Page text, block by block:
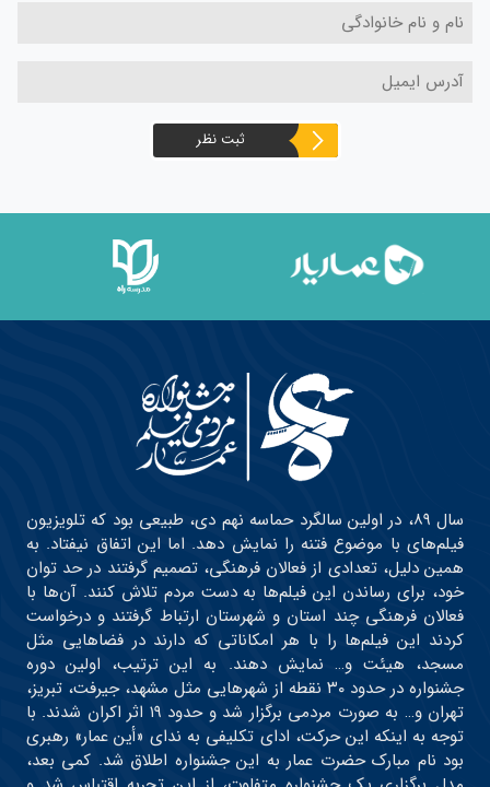
ثبت نظر
سال ۸۹، در اولین سالگرد حماسه نهم دی، طبیعی بود که تلویزیون
فیلم‌های با موضوع فتنه را نمایش دهد. اما این اتفاق نیفتاد. به
همین دلیل، تعدادی از فعالان فرهنگی، تصمیم گرفتند در حد توان
خود، برای رساندن این فیلم‌ها به دست مردم تلاش کنند. آن‌ها با
فعالان فرهنگی چند استان و شهرستان ارتباط گرفتند و درخواست
کردند این فیلم‌ها را با هر امکاناتی که دارند در فضاهایی مثل
مسجد، هیئت و… نمایش دهند. به این ترتیب، اولین دوره
جشنواره در حدود ۳۰ نقطه از شهرهایی مثل مشهد، جیرفت، تبریز،
تهران و… به صورت مردمی برگزار شد و حدود ۱۹ اثر اکران شدند. با
توجه به اینکه این حرکت، ادای تکلیفی به ندای «أین عمار» رهبری
بود نام مبارک حضرت عمار به این جشنواره اطلاق شد. کمی بعد،